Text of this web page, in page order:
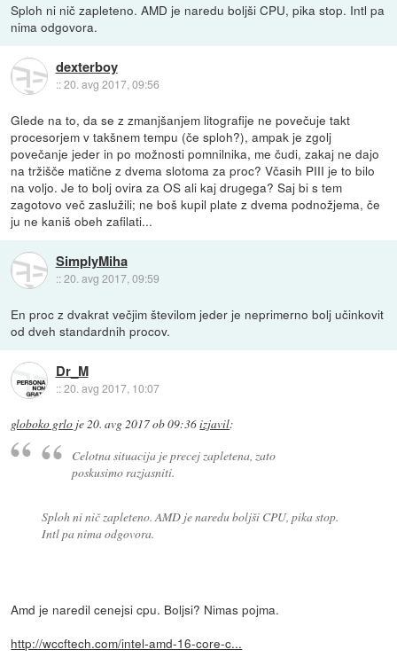
Sploh ni nič zapleteno. AMD je naredu boljši CPU, pika stop. Intl pa
nima odgovora.
dexterboy
::20. avg 2017, 09:56
Glede na to, da se z zmanjšanjem litografije ne povečuje takt
procesorjem v takšnem tempu (če sploh?), ampak je zgolj
povečanje jeder in po možnosti pomnilnika, me čudi, zakaj ne dajo
na tržišče matične z dvema slotoma za proc? Včasih PIII je to bilo
na voljo. Je to bolj ovira za OS ali kaj drugega? Saj bi s tem
zagotovo več zaslužili; ne boš kupil plate z dvema podnožjema, če
ju ne kaniš obeh zafilati...
SimplyMiha
::20. avg 2017, 09:59
En proc z dvakrat večjim številom jeder je neprimerno bolj učinkovit
od dveh standardnih procov.
Dr_M
::20. avg 2017, 10:07
globoko grlo je20. avg 2017 ob 09:36izjavil:
Celotna situacija je precej zapletena, zato
poskusimo razjasniti.
Sploh ni nič zapleteno. AMD je naredu boljši CPU, pika stop.
Intl pa nima odgovora.
Amd je naredil cenejsi cpu. Boljsi? Nimas pojma.
http://wccftech.com/intel-amd-16-core-c...